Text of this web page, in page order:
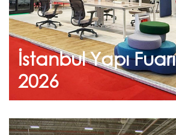
İstanbul Yapı Fuarı
2026